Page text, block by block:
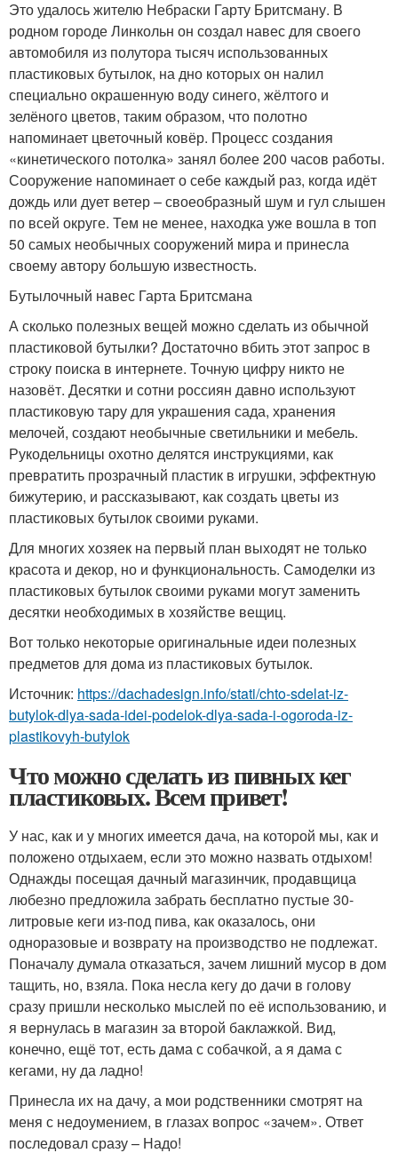
Это удалось жителю Небраски Гарту Бритсману. В
родном городе Линкольн он создал навес для своего
автомобиля из полутора тысяч использованных
пластиковых бутылок, на дно которых он налил
специально окрашенную воду синего, жёлтого и
зелёного цветов, таким образом, что полотно
напоминает цветочный ковёр. Процесс создания
«кинетического потолка» занял более 200 часов работы.
Сооружение напоминает о себе каждый раз, когда идёт
дождь или дует ветер – своеобразный шум и гул слышен
по всей округе. Тем не менее, находка уже вошла в топ
50 самых необычных сооружений мира и принесла
своему автору большую известность.
Бутылочный навес Гарта Бритсмана
А сколько полезных вещей можно сделать из обычной
пластиковой бутылки? Достаточно вбить этот запрос в
строку поиска в интернете. Точную цифру никто не
назовёт. Десятки и сотни россиян давно используют
пластиковую тару для украшения сада, хранения
мелочей, создают необычные светильники и мебель.
Рукодельницы охотно делятся инструкциями, как
превратить прозрачный пластик в игрушки, эффектную
бижутерию, и рассказывают, как создать цветы из
пластиковых бутылок своими руками.
Для многих хозяек на первый план выходят не только
красота и декор, но и функциональность. Самоделки из
пластиковых бутылок своими руками могут заменить
десятки необходимых в хозяйстве вещиц.
Вот только некоторые оригинальные идеи полезных
предметов для дома из пластиковых бутылок.
Источник: https://dachadesign.info/stati/chto-sdelat-iz-
butylok-dlya-sada-idei-podelok-dlya-sada-i-ogoroda-iz-
plastikovyh-butylok
Что можно сделать из пивных кег
пластиковых. Всем привет!
У нас, как и у многих имеется дача, на которой мы, как и
положено отдыхаем, если это можно назвать отдыхом!
Однажды посещая дачный магазинчик, продавщица
любезно предложила забрать бесплатно пустые 30-
литровые кеги из-под пива, как оказалось, они
одноразовые и возврату на производство не подлежат.
Поначалу думала отказаться, зачем лишний мусор в дом
тащить, но, взяла. Пока несла кегу до дачи в голову
сразу пришли несколько мыслей по её использованию, и
я вернулась в магазин за второй баклажкой. Вид,
конечно, ещё тот, есть дама с собачкой, а я дама с
кегами, ну да ладно!
Принесла их на дачу, а мои родственники смотрят на
меня с недоумением, в глазах вопрос «зачем». Ответ
последовал сразу – Надо!